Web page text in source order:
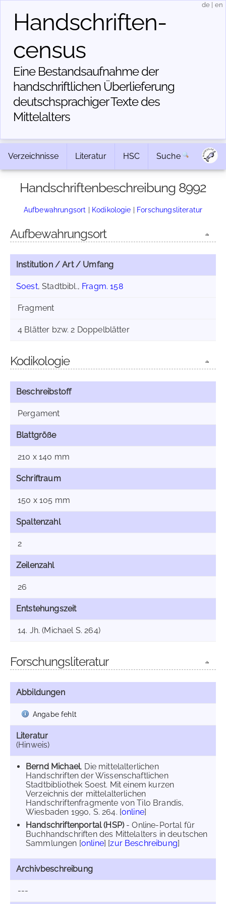
Handschriften­
census
Eine Bestandsaufnahme der
handschriftlichen Über­lieferung
deutschsprachiger Texte des
Mittelalters
de en
Verzeichnisse Literatur HSC Suche
Handschriftenbeschreibung 8992
Aufbewahrungsort | Kodikologie | Forschungsliteratur
Aufbewahrungsort
Institution / Art / Umfang
Soest, Stadtbibl., Fragm. 158
Fragment
4 Blätter bzw. 2 Doppelblätter
Kodikologie
Beschreibstoff
Pergament
Blattgröße
210 x 140 mm
Schriftraum
150 x 105 mm
Spaltenzahl
2
Zeilenzahl
26
Entstehungszeit
14. Jh. (Michael S. 264)
Forschungsliteratur
Abbildungen
Angabe fehlt
Literatur
(Hinweis)
Bernd Michael, Die mittelalterlichen
Handschriften der Wissenschaftlichen
Stadtbibliothek Soest. Mit einem kurzen
Verzeichnis der mittelalterlichen
Handschriftenfragmente von Tilo Brandis,
Wiesbaden 1990, S. 264. [online]
Handschriftenportal (HSP)- Online-Portal für
Buchhandschriften des Mittelalters in deutschen
Sammlungen [online] [zur Beschreibung]
Archivbeschreibung
---